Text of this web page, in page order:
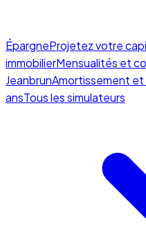
ÉpargneProjetez votre
immobilierMensualités et
JeanbrunAmortissement
ansTous les simulateurs